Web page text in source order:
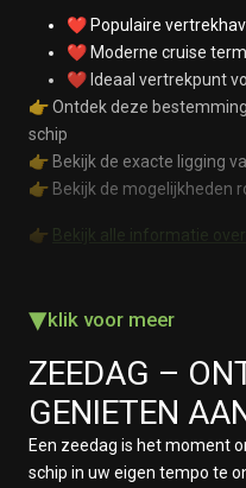
❤️ Populaire
❤️ Moderne cruise
❤️ Ideaal vertrekpunt
👉 Ontdek deze
schip
👉 Bekijk de exacte ligging
👉 Bekijk de mogelijkheden
👉 Bekijk alle informatie
▾klik voor meer
ZEEDAG –
GENIETEN
Een zeedag is het moment
schip in uw eigen tempo te